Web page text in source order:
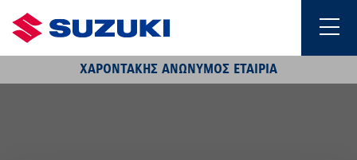
ΧΑΡΟΝΤΑΚΗΣ ΑΝΩΝΥΜΟΣ ΕΤΑΙΡΙΑ